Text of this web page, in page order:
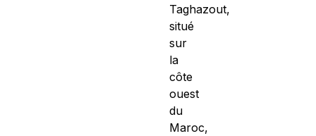
Taghazout,
situé
sur
la
côte
ouest
du
Maroc,